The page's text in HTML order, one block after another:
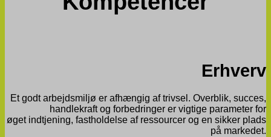
Erhverv
Et godt arbejdsmiljø er afhængig af trivsel. Overblik, succes,
handlekraft og forbedringer er vigtige parameter for
øget indtjening, fastholdelse af ressourcer og en sikker plads
på markedet.